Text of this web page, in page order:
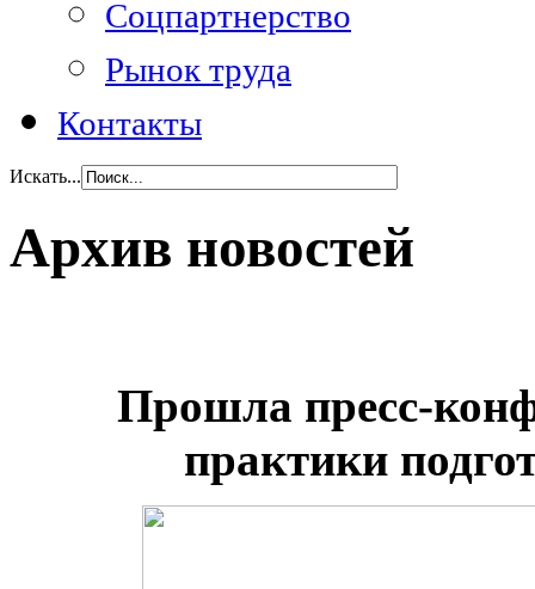
Соцпартнерство
Рынок труда
Контакты
Искать...
Архив новостей
Прошла пресс-
практики